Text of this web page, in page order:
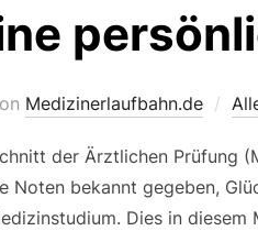
Medizinerlaufbahn.de
der Ärztlichen Prüfung
Noten bekannt gegeben,
Dies in